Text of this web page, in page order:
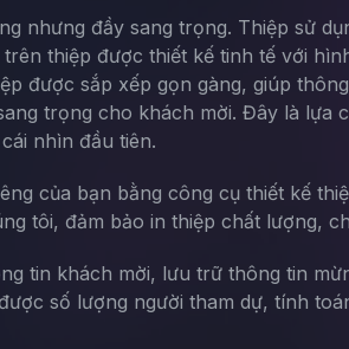
nhưng đầy sang trọng. Thiệp sử
thiệp được thiết kế tinh tế với
được sắp xếp gọn gàng, giúp
trọng cho khách mời. Đây là
nhìn đầu tiên.
của bạn bằng công cụ thiết kế
tôi, đảm bảo in thiệp chất lượng,
tin khách mời, lưu trữ thông tin
số lượng người tham dự, tính